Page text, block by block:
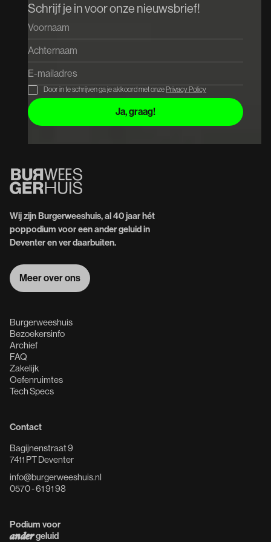
Schrijf je in voor onze nieuwsbrief!
Door in te schrijven ga je akkoord met onze Privacy Policy
Wij zijn Burgerweeshuis, al 40 jaar hét
poppodium voor een ander geluid in
Deventer en ver daarbuiten.
Meer over ons
Burgerweeshuis
Bezoekersinfo
Archief
FAQ
Zakelijk
Oefenruimtes
Tech Specs
Contact
Bagijnenstraat 9
7411 PT Deventer
info@burgerweeshuis.nl
0570 - 61 91 98
Podium voor
andergeluid